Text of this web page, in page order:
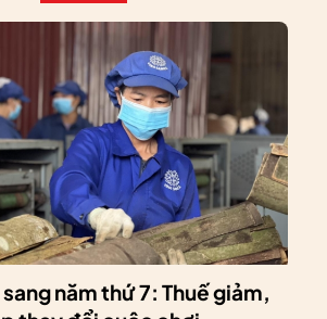
năm thứ 7: Thuế giảm,